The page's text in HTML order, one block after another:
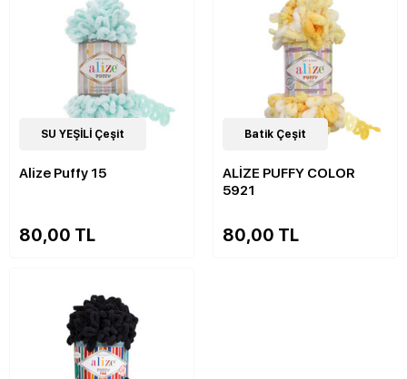
90 Çeşit
SU YEŞİLİ Çeşit
Alize Puffy 15
80,00 TL
36Çeşit
Batik Çeşit
ALİZE PUFFY COLOR
5921
80,00 TL